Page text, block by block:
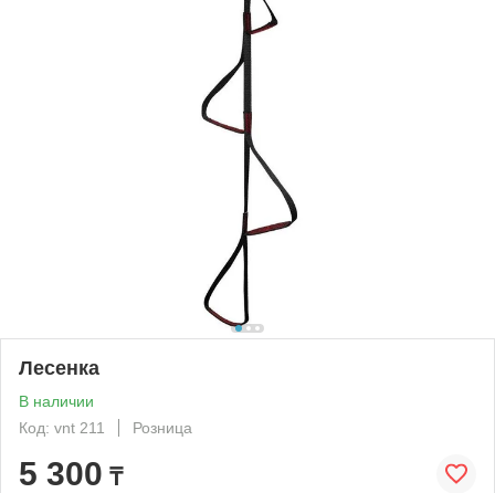
Лесенка
В наличии
Код: vnt 211
Розница
5 300 ₸